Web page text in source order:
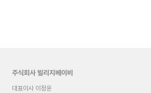
주식회사 빌리지베이비
대표이사 이정윤